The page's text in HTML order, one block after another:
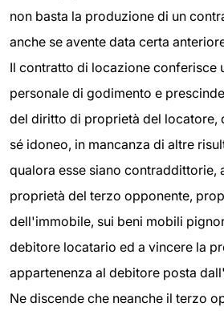
non basta la produzione di un
anche se avente data certa
Il contratto di locazione conferisce
personale di godimento e
del diritto di proprietà del locatore,
sé idoneo, in mancanza di altre
qualora esse siano contraddittorie,
proprietà del terzo opponente,
dell'immobile, sui beni mobili
debitore locatario ed a vincere la
appartenenza al debitore posta
Ne discende che neanche il terzo